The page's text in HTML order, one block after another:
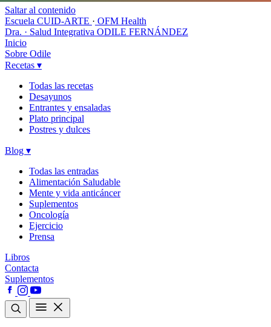
Saltar al contenido
Escuela CUID-ARTE · OFM Health
Dra. · Salud Integrativa ODILE FERNÁNDEZ
Inicio
Sobre Odile
Recetas ▾
Todas las recetas
Desayunos
Entrantes y ensaladas
Plato principal
Postres y dulces
Blog ▾
Todas las entradas
Alimentación Saludable
Mente y vida anticáncer
Suplementos
Oncología
Ejercicio
Prensa
Libros
Contacta
Suplementos